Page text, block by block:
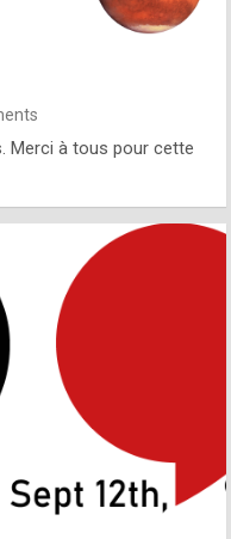
Merci à tous pour cette